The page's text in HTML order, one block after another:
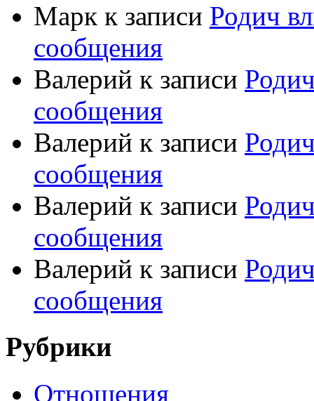
Марк к записи Родич
сообщения
Валерий к записи
сообщения
Валерий к записи
сообщения
Валерий к записи
сообщения
Валерий к записи
сообщения
Рубрики
Отношения